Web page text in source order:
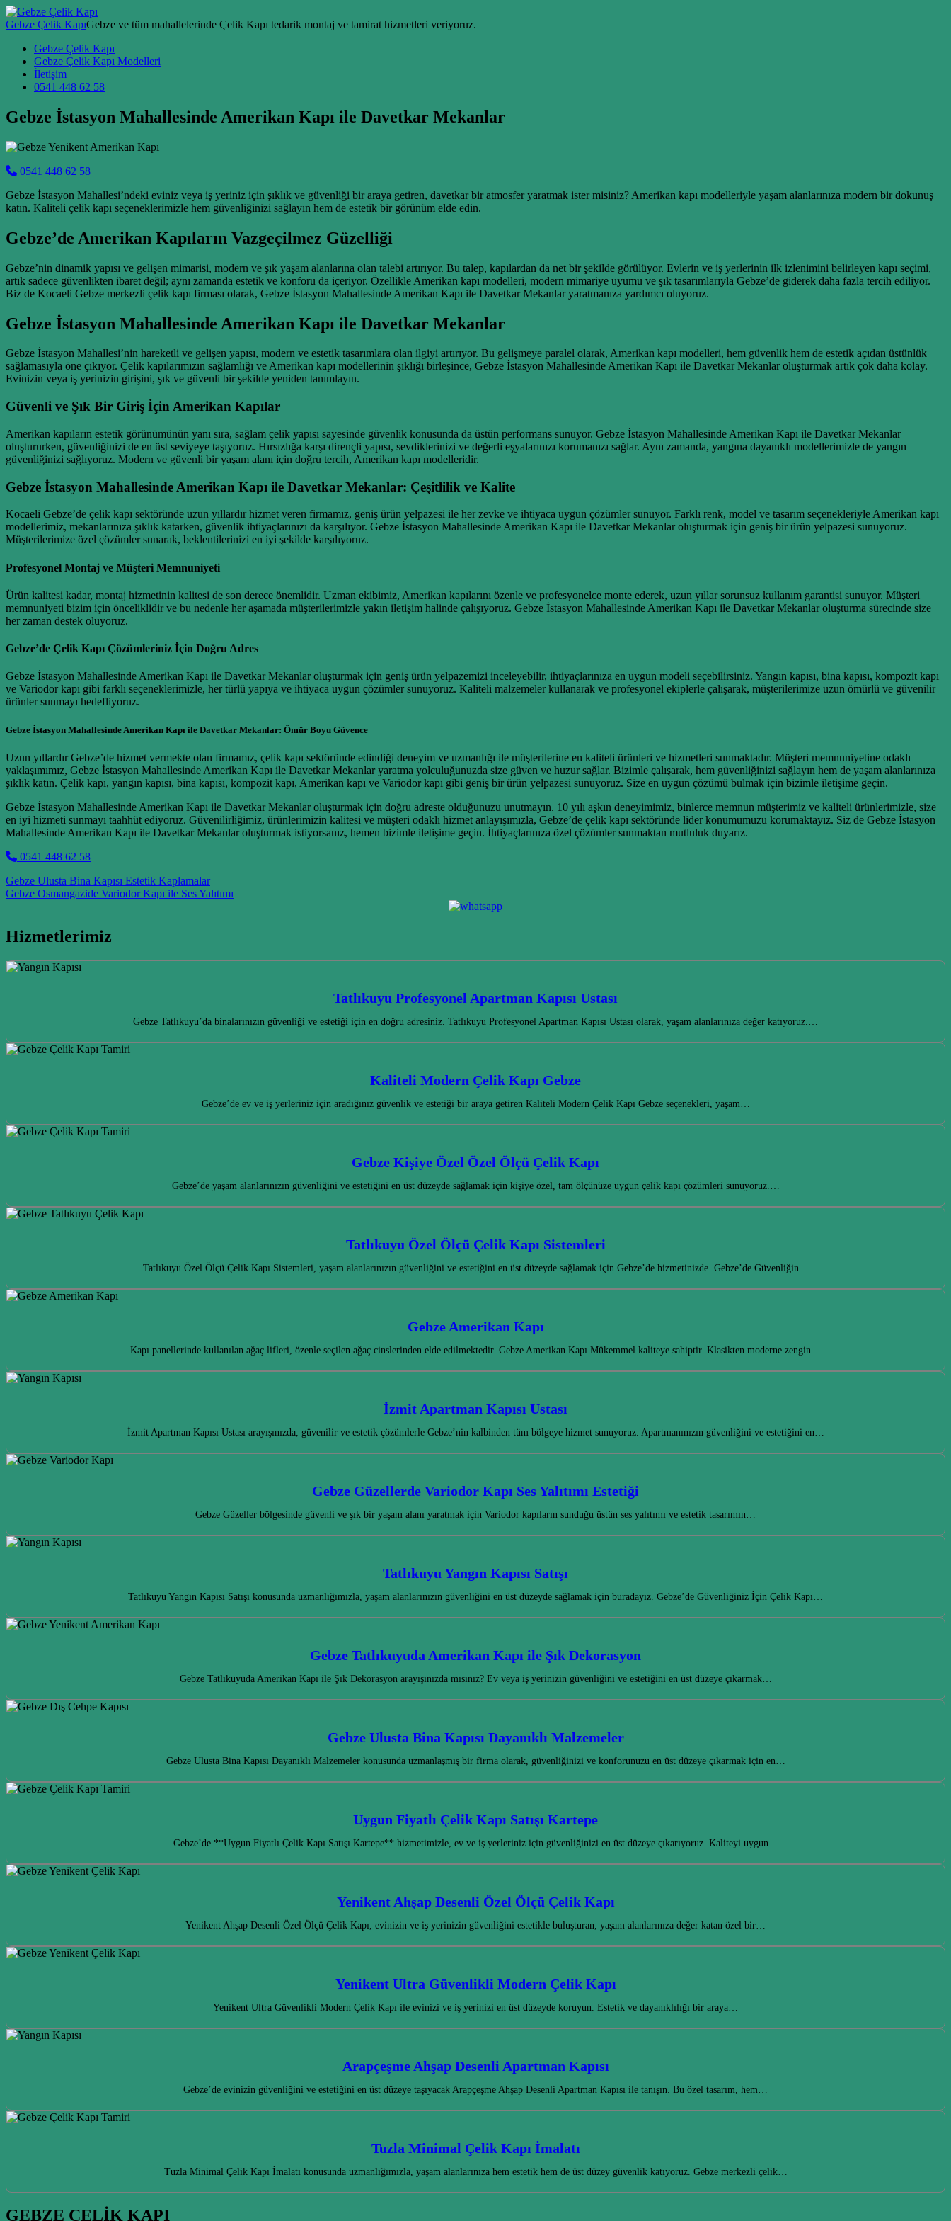
Skip to content
Gebze Çelik KapıGebze ve tüm mahallelerinde Çelik Kapı tedarik montaj ve tamirat hizmetleri veriyoruz.
Main Navigation
Gebze Çelik Kapı
Gebze Çelik Kapı Modelleri
İletişim
0541 448 62 58
Gebze İstasyon Mahallesinde Amerikan Kapı ile Davetkar Mekanlar
0541 448 62 58
Gebze İstasyon Mahallesi’ndeki eviniz veya iş yeriniz için şıklık ve güvenliği bir araya getiren, davetkar bir atmosfer yaratmak ister misiniz? Amerikan kapı modelleriyle yaşam alanlarınıza modern bir dokunuş
katın. Kaliteli çelik kapı seçeneklerimizle hem güvenliğinizi sağlayın hem de estetik bir görünüm elde edin.
Gebze’de Amerikan Kapıların Vazgeçilmez Güzelliği
Gebze’nin dinamik yapısı ve gelişen mimarisi, modern ve şık yaşam alanlarına olan talebi artırıyor. Bu talep, kapılardan da net bir şekilde görülüyor. Evlerin ve iş yerlerinin ilk izlenimini belirleyen kapı seçimi,
artık sadece güvenlikten ibaret değil; aynı zamanda estetik ve konforu da içeriyor. Özellikle Amerikan kapı modelleri, modern mimariye uyumu ve şık tasarımlarıyla Gebze’de giderek daha fazla tercih ediliyor.
Biz de Kocaeli Gebze merkezli çelik kapı firması olarak, Gebze İstasyon Mahallesinde Amerikan Kapı ile Davetkar Mekanlar yaratmanıza yardımcı oluyoruz.
Gebze İstasyon Mahallesinde Amerikan Kapı ile Davetkar Mekanlar
Gebze İstasyon Mahallesi’nin hareketli ve gelişen yapısı, modern ve estetik tasarımlara olan ilgiyi artırıyor. Bu gelişmeye paralel olarak, Amerikan kapı modelleri, hem güvenlik hem de estetik açıdan üstünlük
sağlamasıyla öne çıkıyor. Çelik kapılarımızın sağlamlığı ve Amerikan kapı modellerinin şıklığı birleşince, Gebze İstasyon Mahallesinde Amerikan Kapı ile Davetkar Mekanlar oluşturmak artık çok daha kolay.
Evinizin veya iş yerinizin girişini, şık ve güvenli bir şekilde yeniden tanımlayın.
Güvenli ve Şık Bir Giriş İçin Amerikan Kapılar
Amerikan kapıların estetik görünümünün yanı sıra, sağlam çelik yapısı sayesinde güvenlik konusunda da üstün performans sunuyor. Gebze İstasyon Mahallesinde Amerikan Kapı ile Davetkar Mekanlar
oluştururken, güvenliğinizi de en üst seviyeye taşıyoruz. Hırsızlığa karşı dirençli yapısı, sevdiklerinizi ve değerli eşyalarınızı korumanızı sağlar. Aynı zamanda, yangına dayanıklı modellerimizle de yangın
güvenliğinizi sağlıyoruz. Modern ve güvenli bir yaşam alanı için doğru tercih, Amerikan kapı modelleridir.
Gebze İstasyon Mahallesinde Amerikan Kapı ile Davetkar Mekanlar: Çeşitlilik ve Kalite
Kocaeli Gebze’de çelik kapı sektöründe uzun yıllardır hizmet veren firmamız, geniş ürün yelpazesi ile her zevke ve ihtiyaca uygun çözümler sunuyor. Farklı renk, model ve tasarım seçenekleriyle Amerikan kapı
modellerimiz, mekanlarınıza şıklık katarken, güvenlik ihtiyaçlarınızı da karşılıyor. Gebze İstasyon Mahallesinde Amerikan Kapı ile Davetkar Mekanlar oluşturmak için geniş bir ürün yelpazesi sunuyoruz.
Müşterilerimize özel çözümler sunarak, beklentilerinizi en iyi şekilde karşılıyoruz.
Profesyonel Montaj ve Müşteri Memnuniyeti
Ürün kalitesi kadar, montaj hizmetinin kalitesi de son derece önemlidir. Uzman ekibimiz, Amerikan kapılarını özenle ve profesyonelce monte ederek, uzun yıllar sorunsuz kullanım garantisi sunuyor. Müşteri
memnuniyeti bizim için önceliklidir ve bu nedenle her aşamada müşterilerimizle yakın iletişim halinde çalışıyoruz. Gebze İstasyon Mahallesinde Amerikan Kapı ile Davetkar Mekanlar oluşturma sürecinde size
her zaman destek oluyoruz.
Gebze’de Çelik Kapı Çözümleriniz İçin Doğru Adres
Gebze İstasyon Mahallesinde Amerikan Kapı ile Davetkar Mekanlar oluşturmak için geniş ürün yelpazemizi inceleyebilir, ihtiyaçlarınıza en uygun modeli seçebilirsiniz. Yangın kapısı, bina kapısı, kompozit kapı
ve Variodor kapı gibi farklı seçeneklerimizle, her türlü yapıya ve ihtiyaca uygun çözümler sunuyoruz. Kaliteli malzemeler kullanarak ve profesyonel ekiplerle çalışarak, müşterilerimize uzun ömürlü ve güvenilir
ürünler sunmayı hedefliyoruz.
Gebze İstasyon Mahallesinde Amerikan Kapı ile Davetkar Mekanlar: Ömür Boyu Güvence
Uzun yıllardır Gebze’de hizmet vermekte olan firmamız, çelik kapı sektöründe edindiği deneyim ve uzmanlığı ile müşterilerine en kaliteli ürünleri ve hizmetleri sunmaktadır. Müşteri memnuniyetine odaklı
yaklaşımımız, Gebze İstasyon Mahallesinde Amerikan Kapı ile Davetkar Mekanlar yaratma yolculuğunuzda size güven ve huzur sağlar. Bizimle çalışarak, hem güvenliğinizi sağlayın hem de yaşam alanlarınıza
şıklık katın. Çelik kapı, yangın kapısı, bina kapısı, kompozit kapı, Amerikan kapı ve Variodor kapı gibi geniş bir ürün yelpazesi sunuyoruz. Size en uygun çözümü bulmak için bizimle iletişime geçin.
Gebze İstasyon Mahallesinde Amerikan Kapı ile Davetkar Mekanlar oluşturmak için doğru adreste olduğunuzu unutmayın. 10 yılı aşkın deneyimimiz, binlerce memnun müşterimiz ve kaliteli ürünlerimizle, size
en iyi hizmeti sunmayı taahhüt ediyoruz. Güvenilirliğimiz, ürünlerimizin kalitesi ve müşteri odaklı hizmet anlayışımızla, Gebze’de çelik kapı sektöründe lider konumumuzu korumaktayız. Siz de Gebze İstasyon
Mahallesinde Amerikan Kapı ile Davetkar Mekanlar oluşturmak istiyorsanız, hemen bizimle iletişime geçin. İhtiyaçlarınıza özel çözümler sunmaktan mutluluk duyarız.
0541 448 62 58
Post navigation
Gebze Ulusta Bina Kapısı Estetik Kaplamalar
Gebze Osmangazide Variodor Kapı ile Ses Yalıtımı
Hizmetlerimiz
Tatlıkuyu Profesyonel Apartman Kapısı Ustası
Gebze Tatlıkuyu’da binalarınızın güvenliği ve estetiği için en doğru adresiniz. Tatlıkuyu Profesyonel Apartman Kapısı Ustası olarak, yaşam alanlarınıza değer katıyoruz.…
Kaliteli Modern Çelik Kapı Gebze
Gebze’de ev ve iş yerleriniz için aradığınız güvenlik ve estetiği bir araya getiren Kaliteli Modern Çelik Kapı Gebze seçenekleri, yaşam…
Gebze Kişiye Özel Özel Ölçü Çelik Kapı
Gebze’de yaşam alanlarınızın güvenliğini ve estetiğini en üst düzeyde sağlamak için kişiye özel, tam ölçünüze uygun çelik kapı çözümleri sunuyoruz.…
Tatlıkuyu Özel Ölçü Çelik Kapı Sistemleri
Tatlıkuyu Özel Ölçü Çelik Kapı Sistemleri, yaşam alanlarınızın güvenliğini ve estetiğini en üst düzeyde sağlamak için Gebze’de hizmetinizde. Gebze’de Güvenliğin…
Gebze Amerikan Kapı
Kapı panellerinde kullanılan ağaç lifleri, özenle seçilen ağaç cinslerinden elde edilmektedir. Gebze Amerikan Kapı Mükemmel kaliteye sahiptir. Klasikten moderne zengin…
İzmit Apartman Kapısı Ustası
İzmit Apartman Kapısı Ustası arayışınızda, güvenilir ve estetik çözümlerle Gebze’nin kalbinden tüm bölgeye hizmet sunuyoruz. Apartmanınızın güvenliğini ve estetiğini en…
Gebze Güzellerde Variodor Kapı Ses Yalıtımı Estetiği
Gebze Güzeller bölgesinde güvenli ve şık bir yaşam alanı yaratmak için Variodor kapıların sunduğu üstün ses yalıtımı ve estetik tasarımın…
Tatlıkuyu Yangın Kapısı Satışı
Tatlıkuyu Yangın Kapısı Satışı konusunda uzmanlığımızla, yaşam alanlarınızın güvenliğini en üst düzeyde sağlamak için buradayız. Gebze’de Güvenliğiniz İçin Çelik Kapı…
Gebze Tatlıkuyuda Amerikan Kapı ile Şık Dekorasyon
Gebze Tatlıkuyuda Amerikan Kapı ile Şık Dekorasyon arayışınızda mısınız? Ev veya iş yerinizin güvenliğini ve estetiğini en üst düzeye çıkarmak…
Gebze Ulusta Bina Kapısı Dayanıklı Malzemeler
Gebze Ulusta Bina Kapısı Dayanıklı Malzemeler konusunda uzmanlaşmış bir firma olarak, güvenliğinizi ve konforunuzu en üst düzeye çıkarmak için en…
Uygun Fiyatlı Çelik Kapı Satışı Kartepe
Gebze’de **Uygun Fiyatlı Çelik Kapı Satışı Kartepe** hizmetimizle, ev ve iş yerleriniz için güvenliğinizi en üst düzeye çıkarıyoruz. Kaliteyi uygun…
Yenikent Ahşap Desenli Özel Ölçü Çelik Kapı
Yenikent Ahşap Desenli Özel Ölçü Çelik Kapı, evinizin ve iş yerinizin güvenliğini estetikle buluşturan, yaşam alanlarınıza değer katan özel bir…
Yenikent Ultra Güvenlikli Modern Çelik Kapı
Yenikent Ultra Güvenlikli Modern Çelik Kapı ile evinizi ve iş yerinizi en üst düzeyde koruyun. Estetik ve dayanıklılığı bir araya…
Arapçeşme Ahşap Desenli Apartman Kapısı
Gebze’de evinizin güvenliğini ve estetiğini en üst düzeye taşıyacak Arapçeşme Ahşap Desenli Apartman Kapısı ile tanışın. Bu özel tasarım, hem…
Tuzla Minimal Çelik Kapı İmalatı
Tuzla Minimal Çelik Kapı İmalatı konusunda uzmanlığımızla, yaşam alanlarınıza hem estetik hem de üst düzey güvenlik katıyoruz. Gebze merkezli çelik…
GEBZE ÇELİK KAPI